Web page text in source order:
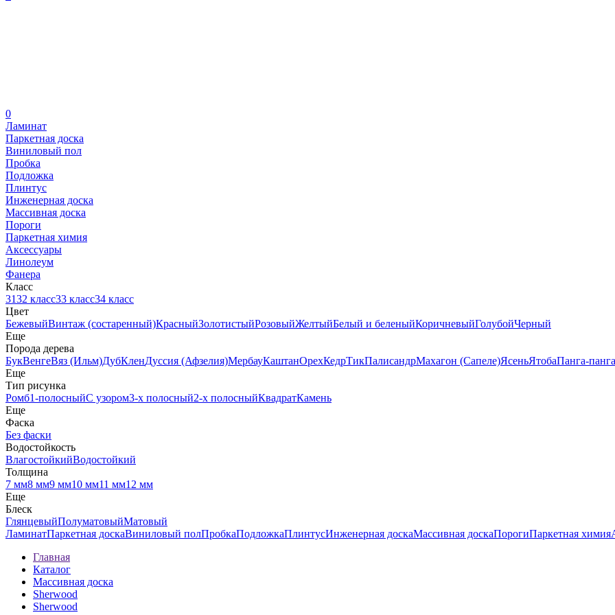
0
Ламинат
Паркетная доска
Виниловый пол
Пробка
Подложка
Плинтус
Инженерная доска
Массивная доска
Пороги
Паркетная химия
Аксессуары
Линолеум
Фанера
Класс
3132 класс33 класс34 класс
Цвет
БежевыйВинтаж (состаренный)КрасныйЗолотистыйРозовыйЖелтыйБелый и беленыйКоричневыйГолубойЧерный
Еще
Порода дерева
БукВенгеВяз (Ильм)ДубКленДуссия (Афзелия)МербауКаштанОрехКедрТикПалисандрМахагон (Сапеле)ЯсеньЯтобаПанга-панга
Еще
Тип рисунка
Ромб1-полосныйС узором3-х полосный2-х полосныйКвадратКамень
Еще
Фаска
Без фаски
Водостойкость
ВлагостойкийВодостойкий
Толщина
7 мм8 мм9 мм10 мм11 мм12 мм
Еще
Блеск
ГлянцевыйПолуматовыйМатовый
ЛаминатПаркетная доскаВиниловый полПробкаПодложкаПлинтусИнженерная доскаМассивная доскаПорогиПаркетная химия
Главная
Каталог
Массивная доска
Sherwood
Sherwood